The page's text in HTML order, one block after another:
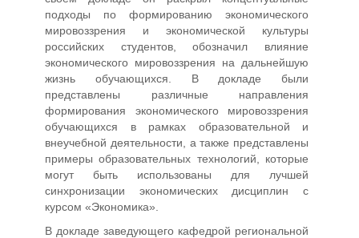
подходы по формированию экономического
мировоззрения и экономической культуры
российских студентов, обозначил влияние
экономического мировоззрения на дальнейшую
жизнь обучающихся. В докладе были
представлены различные направления
формирования экономического мировоззрения
обучающихся в рамках образовательной и
внеучебной деятельности, а также представлены
примеры образовательных технологий, которые
могут быть использованы для лучшей
синхронизации экономических дисциплин с
курсом «Экономика».
В докладе заведующего кафедрой региональной